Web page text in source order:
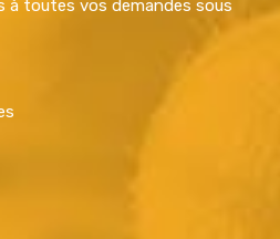
à toutes vos demandes sous